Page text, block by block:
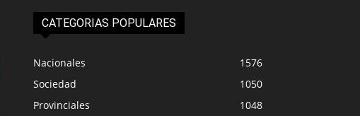
CATEGORIAS POPULARES
Nacionales
1576
Sociedad
1050
Provinciales
1048